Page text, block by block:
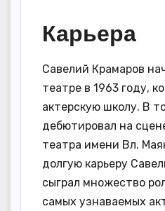
Карьера
Савелий Крамаров
театре в 1963 году,
актерскую школу. В
дебютировал на
театра имени Вл.
долгую карьеру
сыграл множество
самых узнаваемых